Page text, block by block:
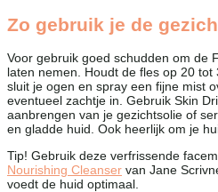
Zo gebruik je de
Voor gebruik goed schudden om de
laten nemen. Houdt de fles op 20 tot
sluit je ogen en spray een fijne mist
eventueel zachtje in. Gebruik Skin
aanbrengen van je gezichtsolie of
en gladde huid. Ook heerlijk om je
Tip! Gebruik deze verfrissende
Nourishing Cleanser van Jane
voedt de huid optimaal.